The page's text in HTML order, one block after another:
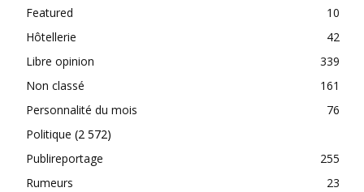
Featured
10
Hôtellerie
42
Libre opinion
339
Non classé
161
Personnalité du mois
76
Politique (2 572)
Publireportage
255
Rumeurs
23